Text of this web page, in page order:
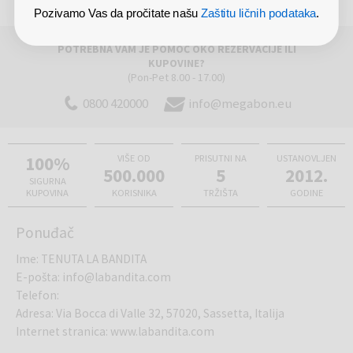
POTREBNA VAM JE POMOĆ OKO REZERVACIJE ILI
KUPOVINE?
(Pon-Pet 8.00 - 17.00)
0800 420000 info@megabon.eu
100%
SIGURNA
KUPOVINA
VIŠE OD
500.000
KORISNIKA
PRISUTNI NA
5
TRŽIŠTA
USTANOVLJEN
2012.
GODINE
Ponuđač
Ime: TENUTA LA BANDITA
E-pošta: info@labandita.com
Telefon:
Adresa: Via Bocca di Valle 32, 57020, Sassetta, Italija
Internet stranica: www.labandita.com
Pozivamo Vas da pročitate našuZaštitu ličnih podataka.